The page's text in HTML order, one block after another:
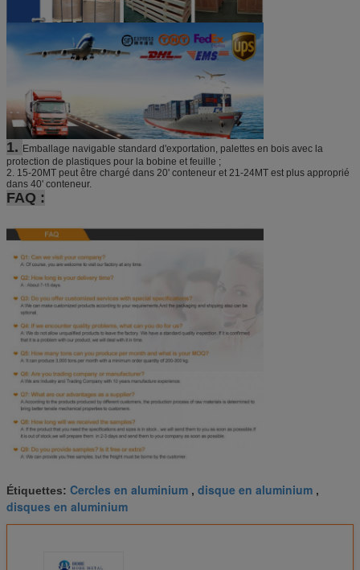
1. Emballage navigable standard d'exportation, palettes en bois avec la
protection de plastiques pour la bobine et feuille ;
2. 15-20MT peut être chargé dans 20' conteneur et 21-24MT est plus approprié
dans 40' conteneur.
FAQ :
Étiquettes: Cercles en aluminium , disque en aluminium ,
disques en aluminium